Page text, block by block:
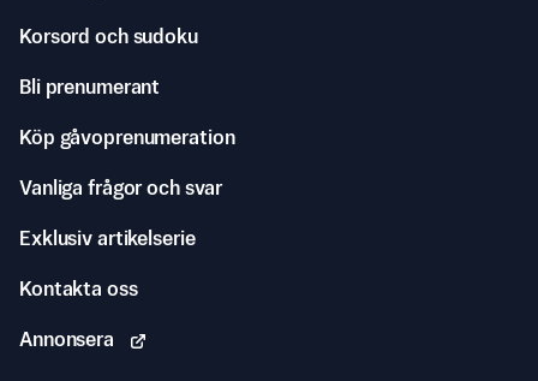
Korsord och sudoku
Bli prenumerant
Köp gåvoprenumeration
Vanliga frågor och svar
Exklusiv artikelserie
Kontakta oss
Annonsera